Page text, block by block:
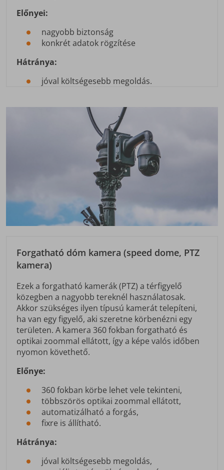
Előnyei:
nagyobb biztonság
konkrét adatok rögzítése
Hátránya:
jóval költségesebb megoldás.
Forgatható dóm kamera (speed dome, PTZ
kamera)
Ezek a forgatható kamerák (PTZ) a térfigyelő
közegben a nagyobb tereknél használatosak.
Akkor szükséges ilyen típusú kamerát telepíteni,
ha van egy figyelő, aki szeretne körbenézni egy
területen. A kamera 360 fokban forgatható és
optikai zoommal ellátott, így a képe valós időben
nyomon követhető.
Előnye:
360 fokban körbe lehet vele tekinteni,
többszörös optikai zoommal ellátott,
automatizálható a forgás,
fixre is állítható.
Hátránya:
jóval költségesebb megoldás,